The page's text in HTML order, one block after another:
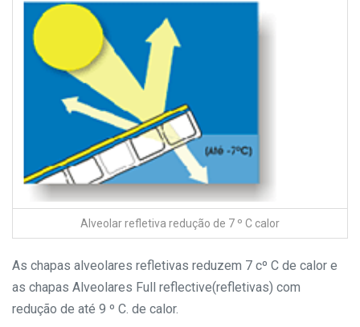
Alveolar refletiva redução de 7 º C calor
As chapas alveolares refletivas reduzem 7 cº C de calor e
as chapas Alveolares Full reflective(refletivas) com
redução de até 9 º C. de calor.